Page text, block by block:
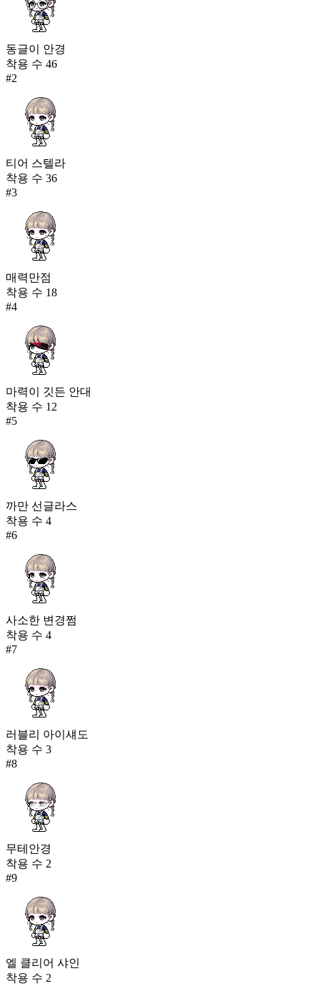
동글이 안경
착용 수 46
#2
티어 스텔라
착용 수 36
#3
매력만점
착용 수 18
#4
마력이 깃든 안대
착용 수 12
#5
까만 선글라스
착용 수 4
#6
사소한 변경쩜
착용 수 4
#7
러블리 아이섀도
착용 수 3
#8
무테안경
착용 수 2
#9
엘 클리어 샤인
착용 수 2